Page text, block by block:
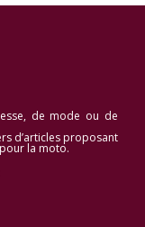
de mode ou de
d’articles proposant
la moto.